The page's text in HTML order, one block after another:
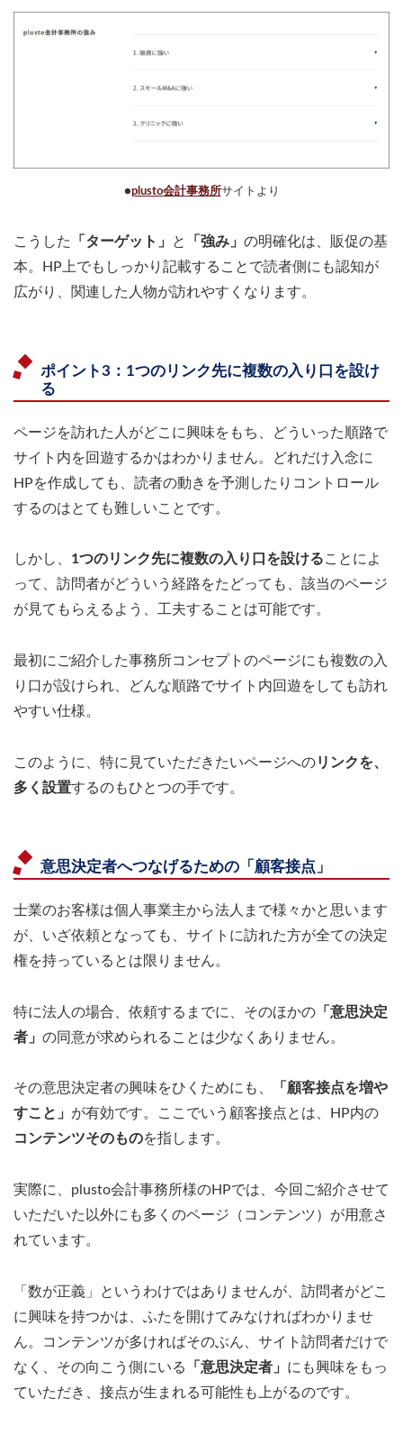
●plusto会計事務所サイトより
こうした 「ターゲット」 と 「強み」 の明確化は、販促の基
本。HP上でもしっかり記載することで読者側にも認知が
広がり、関連した人物が訪れやすくなります。
ポイント3：1つのリンク先に複数の入り口を設け
る
ページを訪れた人がどこに興味をもち、どういった順路で
サイト内を回遊するかはわかりません。どれだけ入念に
HPを作成しても、読者の動きを予測したりコントロール
するのはとても難しいことです。
しかし、 1つのリンク先に複数の入り口を設けることによ
って、訪問者がどういう経路をたどっても、該当のページ
が見てもらえるよう、工夫することは可能です。
最初にご紹介した事務所コンセプトのページにも複数の入
り口が設けられ、どんな順路でサイト内回遊をしても訪れ
やすい仕様。
このように、特に見ていただきたいページへのリンクを、
多く設置するのもひとつの手です。
意思決定者へつなげるための「顧客接点」
士業のお客様は個人事業主から法人まで様々かと思います
が、いざ依頼となっても、サイトに訪れた方が全ての決定
権を持っているとは限りません。
特に法人の場合、依頼するまでに、そのほかの 「意思決定
者」 の同意が求められることは少なくありません。
その意思決定者の興味をひくためにも、
「顧客接点を増や
すこと」 が有効です。ここでいう顧客接点とは、HP内の
コンテンツそのものを指します。
実際に、plusto会計事務所様のHPでは、今回ご紹介させて
いただいた以外にも多くのページ（コンテンツ）が用意さ
れています。
「数が正義」というわけではありませんが、訪問者がどこ
に興味を持つかは、ふたを開けてみなければわかりませ
ん。コンテンツが多ければそのぶん、サイト訪問者だけで
なく、その向こう側にいる
「意思決定者」 にも興味をもっ
ていただき、接点が生まれる可能性も上がるのです。